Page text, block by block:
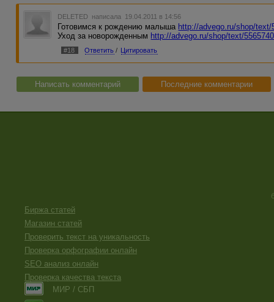
DELETED написала 19.04.2011 в 14:56
Готовимся к рождению малыша http://advego.ru/shop/text/
Уход за новорожденным http://advego.ru/shop/text/
#18 Ответить / Цитировать
Написать комментарий Последние комментарии
Биржа статей
Магазин статей
Проверить текст на уникальность
Проверка орфографии онлайн
SEO анализ онлайн
Проверка качества текста
МИР / СБП